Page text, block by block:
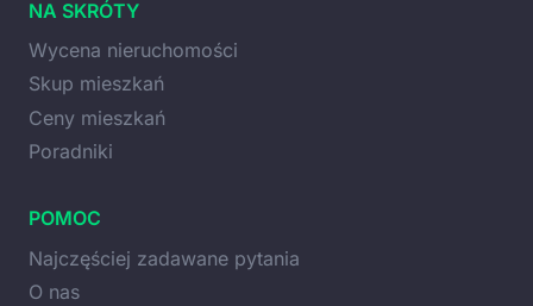
NA SKRÓTY
Wycena nieruchomości
Skup mieszkań
Ceny mieszkań
Poradniki
POMOC
Najczęściej zadawane pytania
O nas